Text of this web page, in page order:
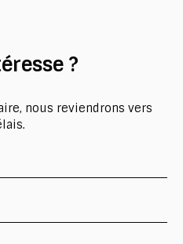
?
nous reviendrons vers